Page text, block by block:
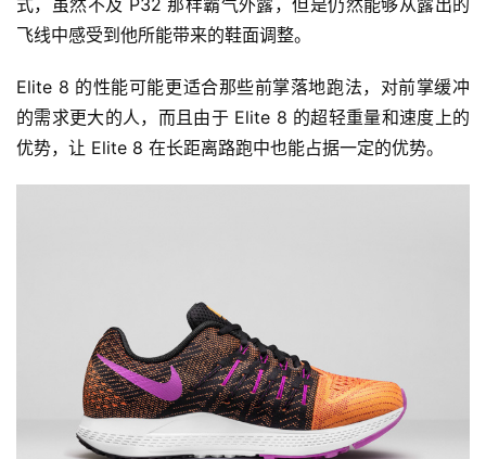
飞线中感受到他所能带来的鞋面调整。
Elite 8 的性能可能更适合那些前掌落地跑法，对前掌缓冲
的需求更大的人，而且由于 Elite 8 的超轻重量和速度上的
优势，让 Elite 8 在长距离路跑中也能占据一定的优势。